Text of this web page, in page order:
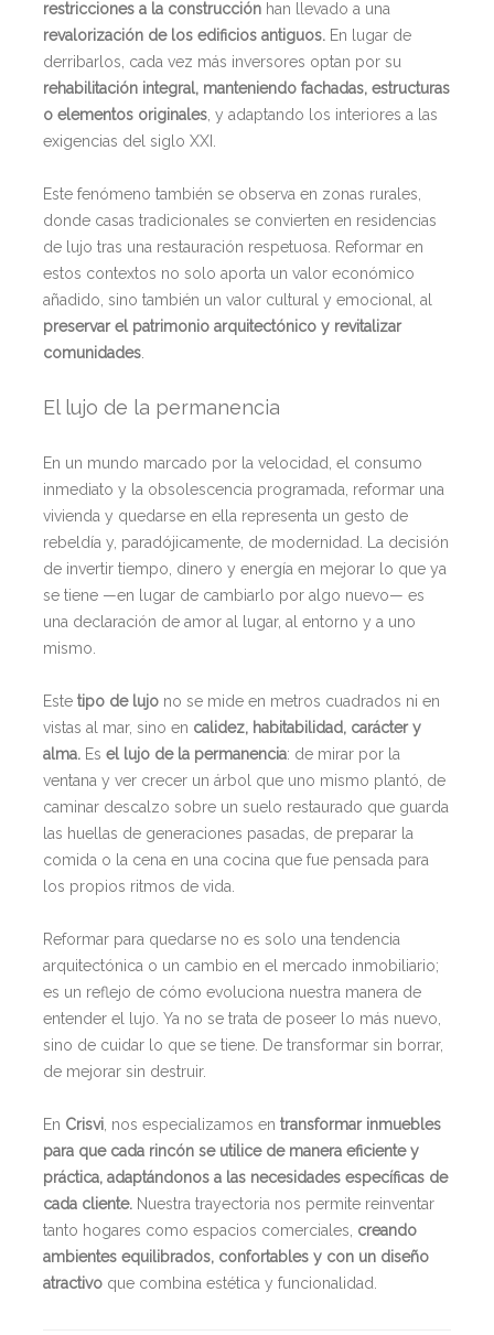
restricciones a la construcción han llevado a una
revalorización de los edificios antiguos. En lugar de
derribarlos, cada vez más inversores optan por su
rehabilitación integral, manteniendo fachadas, estructuras
o elementos originales , y adaptando los interiores a las
exigencias del siglo XXI.
Este fenómeno también se observa en zonas rurales,
donde casas tradicionales se convierten en residencias
de lujo tras una restauración respetuosa. Reformar en
estos contextos no solo aporta un valor económico
añadido, sino también un valor cultural y emocional, al
preservar el patrimonio arquitectónico y revitalizar
comunidades
El lujo de la permanencia
En un mundo marcado por la velocidad, el consumo
inmediato y la obsolescencia programada, reformar una
vivienda y quedarse en ella representa un gesto de
rebeldía y, paradójicamente, de modernidad. La decisión
de invertir tiempo, dinero y energía en mejorar lo que ya
se tiene —en lugar de cambiarlo por algo nuevo— es
una declaración de amor al lugar, al entorno y a uno
mismo.
Este tipo de lujo no se mide en metros cuadrados ni en
vistas al mar, sino en calidez, habitabilidad, carácter y
alma. Es el lujo de la permanencia: de mirar por la
ventana y ver crecer un árbol que uno mismo plantó, de
caminar descalzo sobre un suelo restaurado que guarda
las huellas de generaciones pasadas, de preparar la
comida o la cena en una cocina que fue pensada para
los propios ritmos de vida.
Reformar para quedarse no es solo una tendencia
arquitectónica o un cambio en el mercado inmobiliario;
es un reflejo de cómo evoluciona nuestra manera de
entender el lujo. Ya no se trata de poseer lo más nuevo,
sino de cuidar lo que se tiene. De transformar sin borrar,
de mejorar sin destruir.
En Crisvi , nos especializamos en transformar inmuebles
para que cada rincón se utilice de manera eficiente y
práctica, adaptándonos a las necesidades específicas de
cada cliente. Nuestra trayectoria nos permite reinventar
tanto hogares como espacios comerciales, creando
ambientes equilibrados, confortables y con un diseño
atractivo que combina estética y funcionalidad.